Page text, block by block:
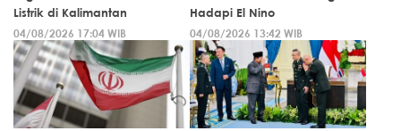
Listrik di Kalimantan
04/08/2026 17:04 WIB
Hadapi El Nino
04/08/2026 13:42 WIB